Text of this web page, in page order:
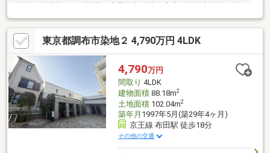
居室2面以上の採光を確保・LD横に南西向きのサンルーム付・駐
車場2台分有(車種による)▼設備・床暖房(LDK2箇所)・浴室乾燥
機・エネファーム▼令和4年6月外装リフォーム履歴・屋根・外壁
塗装、ベランダ防水▼周辺環境・いなげやina21調布染地店 徒歩3
分(約240m)■ ご希望の住まい探しをお手伝いします
━━━━━・・・物件の詳細・ご相談はお気軽にお問い合わせく
ださい。
東京都調布市染地２ 4,790万円 4LDK
4,790万円
間取り 4LDK
建物面積88.18m2
土地面積102.04m2
築年月 1997年5月(築29年4ヶ月)
京王線 布田駅 徒歩18分
その他の交通